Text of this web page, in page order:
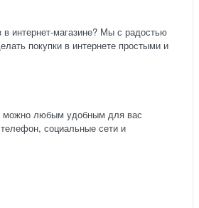
интернет-магазине? Мы с радостью
покупки в интернете простыми и
можно любым удобным для вас
социальные сети и